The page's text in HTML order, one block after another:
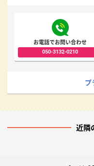
お電話でお問い合わせ
050-3132-0210
プ
近隣